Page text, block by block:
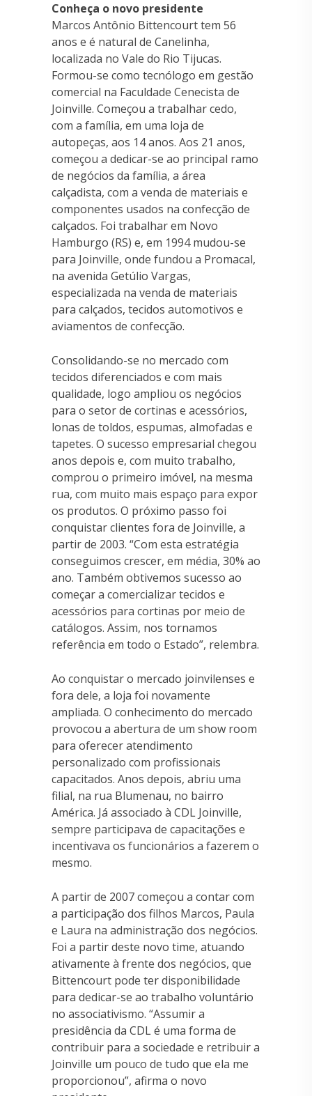
Conheça o novo presidente
Marcos Antônio Bittencourt tem 56
anos e é natural de Canelinha,
localizada no Vale do Rio Tijucas.
Formou-se como tecnólogo em gestão
comercial na Faculdade Cenecista de
Joinville. Começou a trabalhar cedo,
com a família, em uma loja de
autopeças, aos 14 anos. Aos 21 anos,
começou a dedicar-se ao principal ramo
de negócios da família, a área
calçadista, com a venda de materiais e
componentes usados na confecção de
calçados. Foi trabalhar em Novo
Hamburgo (RS) e, em 1994 mudou-se
para Joinville, onde fundou a Promacal,
na avenida Getúlio Vargas,
especializada na venda de materiais
para calçados, tecidos automotivos e
aviamentos de confecção.
Consolidando-se no mercado com
tecidos diferenciados e com mais
qualidade, logo ampliou os negócios
para o setor de cortinas e acessórios,
lonas de toldos, espumas, almofadas e
tapetes. O sucesso empresarial chegou
anos depois e, com muito trabalho,
comprou o primeiro imóvel, na mesma
rua, com muito mais espaço para expor
os produtos. O próximo passo foi
conquistar clientes fora de Joinville, a
partir de 2003. “Com esta estratégia
conseguimos crescer, em média, 30% ao
ano. Também obtivemos sucesso ao
começar a comercializar tecidos e
acessórios para cortinas por meio de
catálogos. Assim, nos tornamos
referência em todo o Estado”, relembra.
Ao conquistar o mercado joinvilenses e
fora dele, a loja foi novamente
ampliada. O conhecimento do mercado
provocou a abertura de um show room
para oferecer atendimento
personalizado com profissionais
capacitados. Anos depois, abriu uma
filial, na rua Blumenau, no bairro
América. Já associado à CDL Joinville,
sempre participava de capacitações e
incentivava os funcionários a fazerem o
mesmo.
A partir de 2007 começou a contar com
a participação dos filhos Marcos, Paula
e Laura na administração dos negócios.
Foi a partir deste novo time, atuando
ativamente à frente dos negócios, que
Bittencourt pode ter disponibilidade
para dedicar-se ao trabalho voluntário
no associativismo. “Assumir a
presidência da CDL é uma forma de
contribuir para a sociedade e retribuir a
Joinville um pouco de tudo que ela me
proporcionou”, afirma o novo